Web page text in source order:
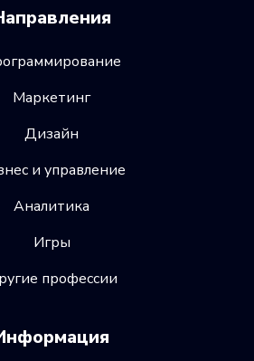
Маркетинг
Дизайн
и управление
Аналитика
Игры
профессии